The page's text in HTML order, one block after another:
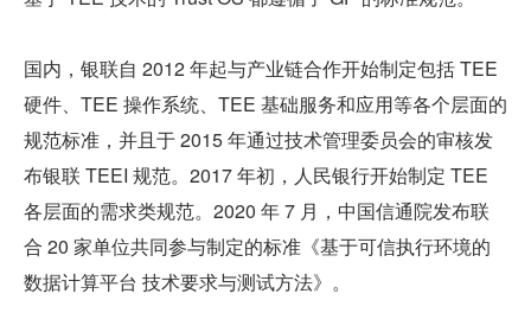
国内，银联自 2012 年起与产业链合作开始制定包括 TEE
硬件、TEE 操作系统、TEE 基础服务和应用等各个层面的
规范标准，并且于 2015 年通过技术管理委员会的审核发
布银联 TEEI 规范。2017 年初，人民银行开始制定 TEE
各层面的需求类规范。2020 年 7 月，中国信通院发布联
合 20 家单位共同参与制定的标准《基于可信执行环境的
数据计算平台 技术要求与测试方法》。